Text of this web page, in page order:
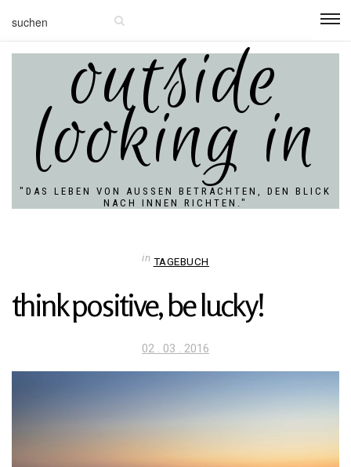
outside
looking in
"DAS LEBEN VON AUSSEN BETRACHTEN, DEN BLICK N
ACH INNEN RICHTEN."
in TAGEBUCH
think posi­tive, be lucky!
Veröffentlicht
02 . 03 . 2016